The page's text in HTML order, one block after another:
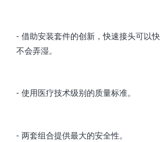
- 借助安装套件的创新，快速接头可以
不会弄湿。
- 使用医疗技术级别的质量标准。
- 两套组合提供最大的安全性。